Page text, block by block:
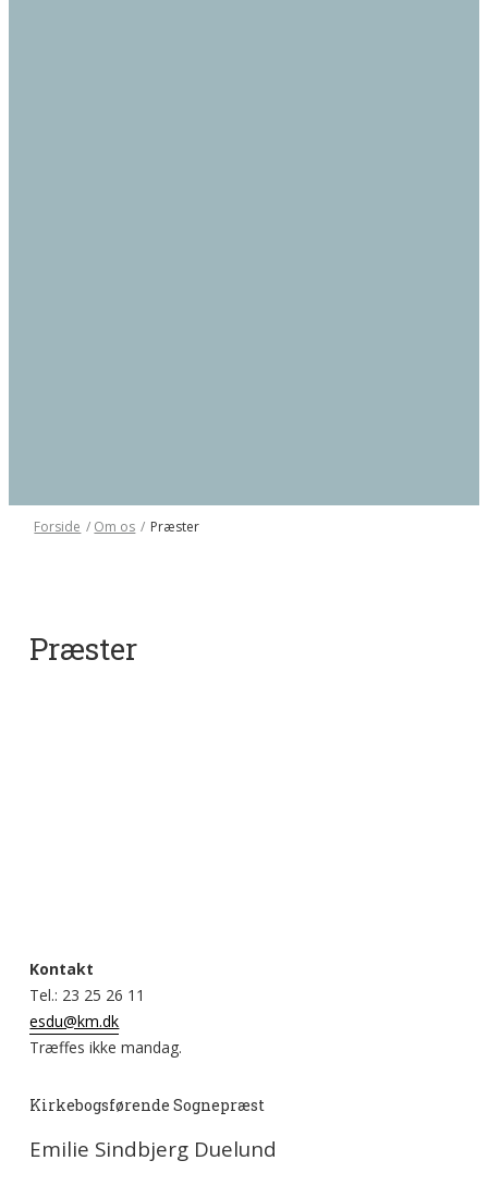
Forside / Om os / Præster
Præster
Kontakt
Tel.: 23 25 26 11
esdu@km.dk
Træffes ikke mandag.
Kirkebogsførende Sognepræst
Emilie Sindbjerg Duelund